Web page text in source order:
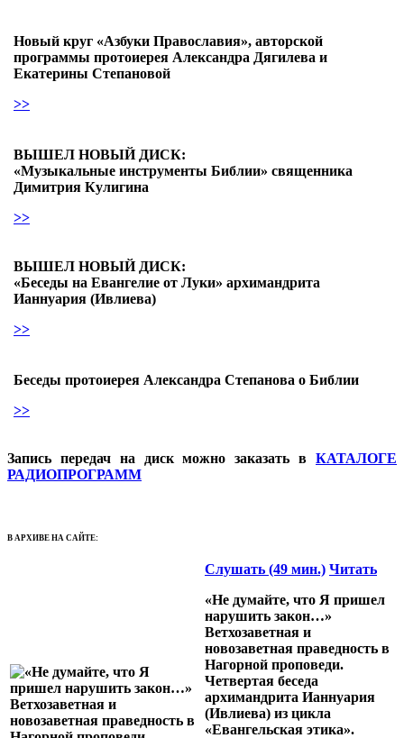
Новый круг «Азбуки Православия», авторской
программы протоиерея Александра Дягилева и
Екатерины Степановой
>>
ВЫШЕЛ НОВЫЙ ДИСК:
«Музыкальные инструменты Библии» священника
Димитрия Кулигина
>>
ВЫШЕЛ НОВЫЙ ДИСК:
«Беседы на Евангелие от Луки» архимандрита
Ианнуария (Ивлиева)
>>
Беседы протоиерея Александра Степанова о Библии
>>
Запись передач на диск можно заказать в КАТАЛОГЕ
РАДИОПРОГРАММ
В АРХИВЕ НА САЙТЕ:
Слушать (49 мин.) Читать
«Не думайте, что Я пришел
нарушить закон…»
Ветхозаветная и
новозаветная праведность в
Нагорной проповеди.
Четвертая беседа
архимандрита Ианнуария
(Ивлиева) из цикла
«Евангельская этика».